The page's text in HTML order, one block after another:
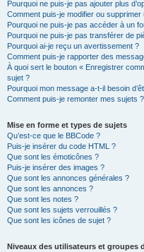
Pourquoi ne puis-je pas ajouter plus
Comment puis-je modifier ou supprimer
Pourquoi ne puis-je pas accéder à un
Pourquoi ne puis-je pas transférer de
Pourquoi ai-je reçu un avertissement ?
Comment puis-je rapporter des
À quoi sert le bouton « Enregistrer
sujet ?
Pourquoi mon message a-t-il besoin
Comment puis-je remonter mes sujets ?
Mise en forme et types de sujets
Qu’est-ce que le BBCode ?
Puis-je insérer du code HTML ?
Que sont les émoticônes ?
Puis-je insérer des images ?
Que sont les annonces générales ?
Que sont les annonces ?
Que sont les notes ?
Que sont les sujets verrouillés ?
Que sont les icônes de sujet ?
Niveaux des utilisateurs et groupes